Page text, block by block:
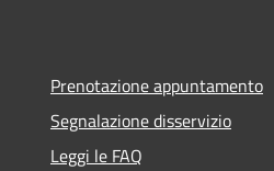
Prenotazione appuntamento
Segnalazione disservizio
Leggi le FAQ